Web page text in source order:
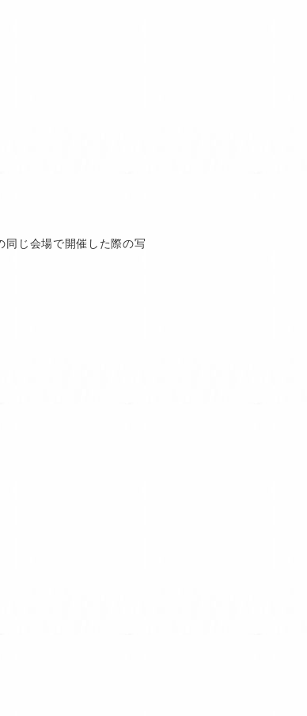
同じ会場で開催した際の写